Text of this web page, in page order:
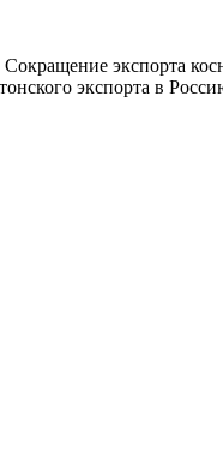
экспорта
экспорта в